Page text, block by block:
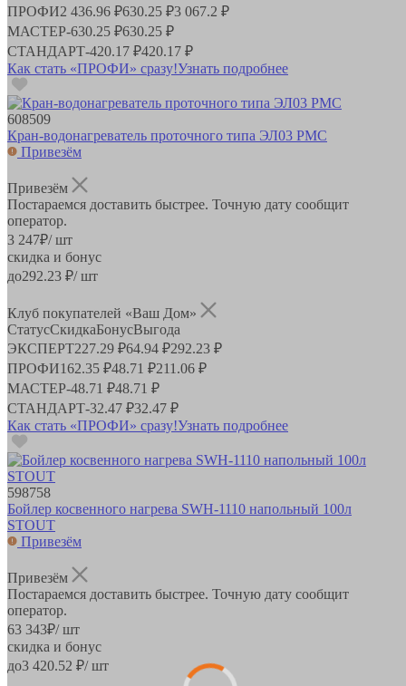
ПРОФИ2 436.96 ₽630.25 ₽3 067.2 ₽
МАСТЕР-630.25 ₽630.25 ₽
СТАНДАРТ-420.17 ₽420.17 ₽
Как стать «ПРОФИ» сразу!Узнать подробнее
608509
Кран-водонагреватель проточного типа ЭЛ03 РМС
Привезём
Привезём
Постараемся доставить быстрее. Точную дату сообщит
оператор.
3 247₽/ шт
скидка и бонус
до292.23 ₽/ шт
Клуб покупателей «Ваш Дом»
СтатусСкидкаБонусВыгода
ЭКСПЕРТ227.29 ₽64.94 ₽292.23 ₽
ПРОФИ162.35 ₽48.71 ₽211.06 ₽
МАСТЕР-48.71 ₽48.71 ₽
СТАНДАРТ-32.47 ₽32.47 ₽
Как стать «ПРОФИ» сразу!Узнать подробнее
598758
Бойлер косвенного нагрева SWH-1110 напольный 100л
STOUT
Привезём
Привезём
Постараемся доставить быстрее. Точную дату сообщит
оператор.
63 343₽/ шт
скидка и бонус
до3 420.52 ₽/ шт